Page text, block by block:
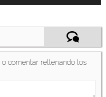
o comentar rellenando los